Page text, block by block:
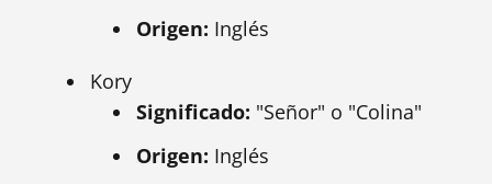
Origen: Inglés
Kory
Significado: "Señor" o "Colina"
Origen: Inglés